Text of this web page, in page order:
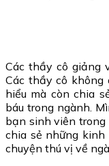
Các thầy cô giảng
Các thầy cô không
hiểu mà còn chia
báu trong ngành.
bạn sinh viên trong
chia sẻ những kinh
chuyện thú vị về